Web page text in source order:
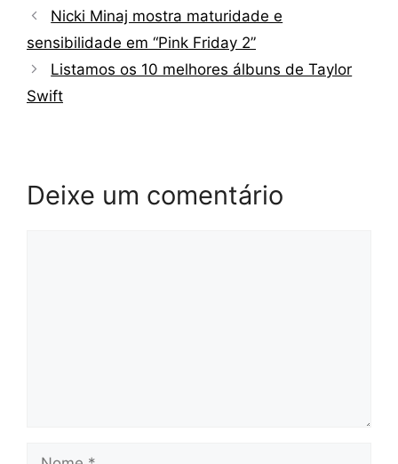
Nicki Minaj mostra maturidade e
sensibilidade em “Pink Friday 2”
Listamos os 10 melhores álbuns de Taylor
Swift
Deixe um comentário
Nome